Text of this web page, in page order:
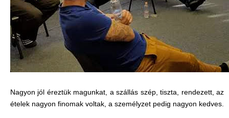
Nagyon jól éreztük magunkat, a szállás szép, tiszta, rendezett, az
ételek nagyon finomak voltak, a személyzet pedig nagyon kedves.